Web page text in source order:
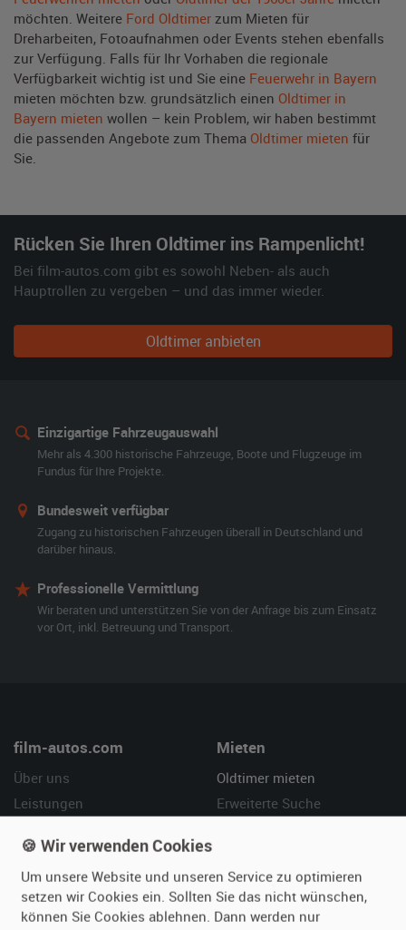
möchten. Weitere Ford Oldtimer zum Mieten für
Dreharbeiten, Fotoaufnahmen oder Events stehen ebenfalls
zur Verfügung. Falls für Ihr Vorhaben die regionale
Verfügbarkeit wichtig ist und Sie eine Feuerwehr in Bayern
mieten möchten bzw. grundsätzlich einen Oldtimer in
Bayern mieten wollen – kein Problem, wir haben bestimmt
die passenden Angebote zum Thema Oldtimer mieten für
Sie.
Rücken Sie Ihren Oldtimer ins Rampenlicht!
Bei film-autos.com gibt es sowohl Neben- als auch
Hauptrollen zu vergeben – und das immer wieder.
Oldtimer anbieten
Einzigartige Fahrzeugauswahl
Mehr als 4.300 historische Fahrzeuge, Boote und Flugzeuge im
Fundus für Ihre Projekte.
Bundesweit verfügbar
Zugang zu historischen Fahrzeugen überall in Deutschland und
darüber hinaus.
Professionelle Vermittlung
Wir beraten und unterstützen Sie von der Anfrage bis zum Einsatz
vor Ort, inkl. Betreuung und Transport.
film-autos.com
Über uns
Leistungen
Kundenmeinungen
Mieten
Oldtimer mieten
Erweiterte Suche
Vermieten Hilfe
🍪 Wir verwenden Cookies
Um unsere Website und unseren Service zu optimieren
setzen wir Cookies ein. Sollten Sie das nicht wünschen,
können Sie Cookies ablehnen. Dann werden nur